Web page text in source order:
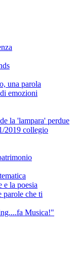
una parola
emozioni
la 'lampara' perdue
2019 collegio
e la poesia
parole che ti
Musica!"